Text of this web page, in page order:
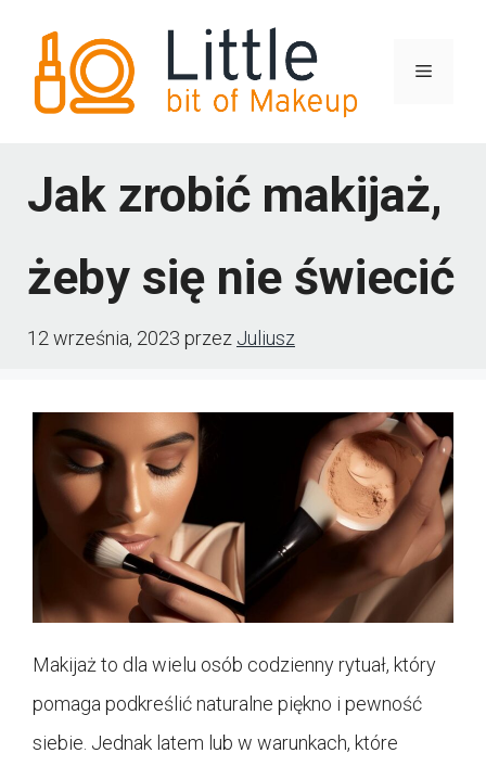
Menu
Jak zrobić makijaż,
żeby się nie świecić
12 września, 2023 przez Juliusz
Makijaż to dla wielu osób codzienny rytuał, który
pomaga podkreślić naturalne piękno i pewność
siebie. Jednak latem lub w warunkach, które